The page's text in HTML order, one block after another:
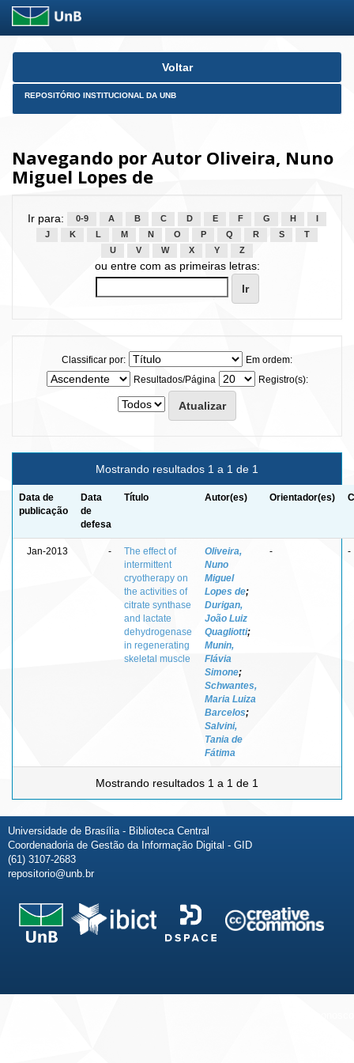
Skip
Voltar
REPOSITÓRIO INSTITUCIONAL DA UNB
Navegando por Autor Oliveira, Nuno
Miguel Lopes de
Ir para: 0-9 A B C D E F G H
J
K L M N O P Q R S
T
U
V W X Y Z
ou entre com as primeiras letras:
Classificar por:
Em ordem:
Resultados/Página
Registro(s):
Mostrando resultados 1 a 1 de 1
Data de
publicação
Data
de
defesa
Título Autor(es) Orientador(es)
Jan-2013 -
The effect of
intermittent
cryotherapy on
the activities of
citrate synthase
and lactate
dehydrogenase
in regenerating
skeletal muscle
Oliveira,
Nuno
Miguel
Lopes de;
Durigan,
João Luiz
Quagliotti;
Munin,
Flávia
Simone;
Schwantes,
Maria Luiza
Barcelos;
Salvini,
Tania de
Fátima
- -
Mostrando resultados 1 a 1 de 1
Universidade de Brasília - Biblioteca Central
Coordenadoria de Gestão da Informação Digital - GID
(61) 3107-2683
repositorio@unb.br